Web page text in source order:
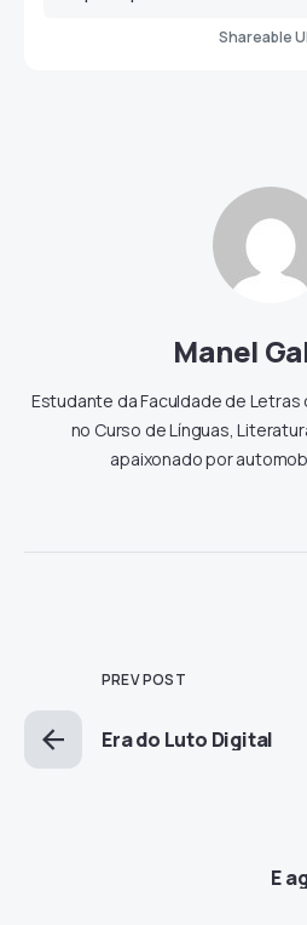
Shareable
Manel
Estudante da Faculdade de Letras
no Curso de Línguas,
apaixonado por
PREV POST
Era do Luto Digital
E